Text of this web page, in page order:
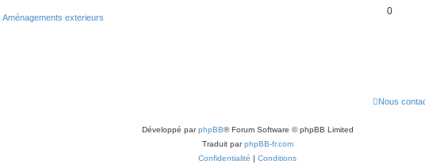
Aménagements exterieurs
0
Nous
Développé parphpBB® Forum Software © phpBB Limited
Traduit parphpBB-fr.com
Confidentialité | Conditions